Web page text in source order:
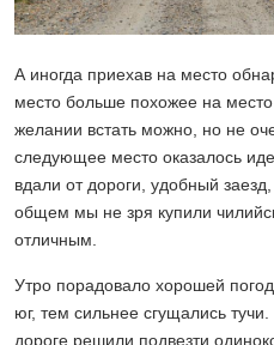
А иногда приехав на место
место больше похожее на
желании встать можно, но не
следующее место оказалось
вдали от дороги, удобный
общем мы не зря купили
отличным.
Утро порадовало хорошей
юг, тем сильнее сгущались
дороге решили подвезти